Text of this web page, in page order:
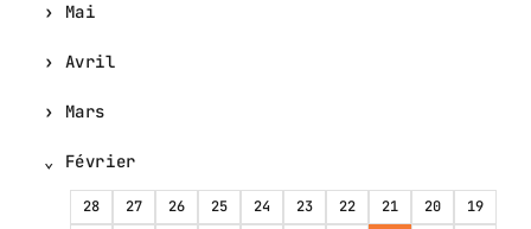
Mai
Avril
Mars
Février
28 27 26 25 24 23 22 21 20
19